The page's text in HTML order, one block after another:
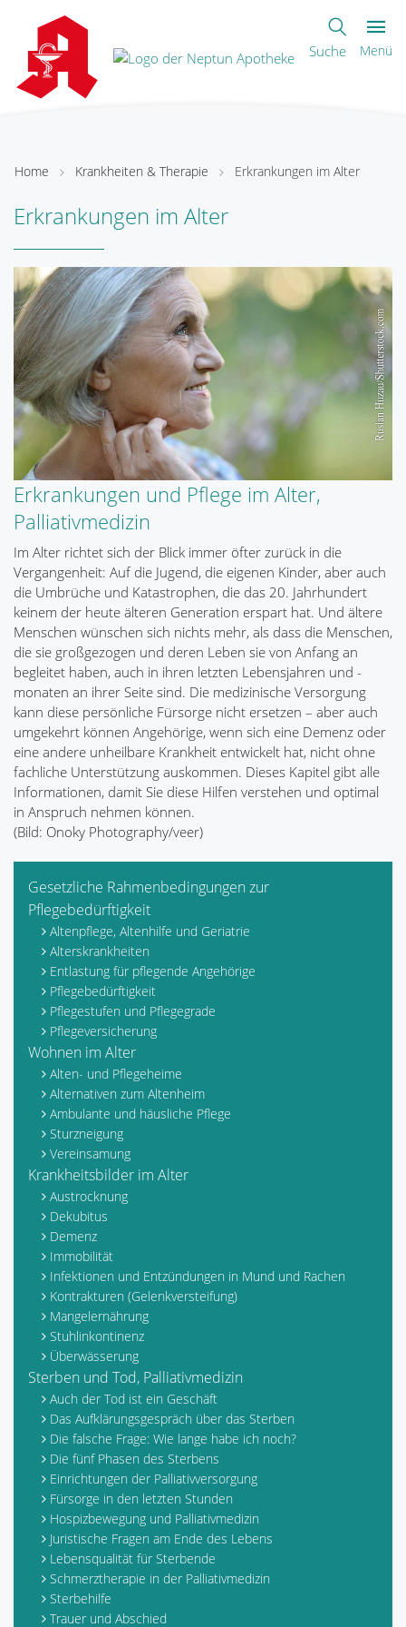
Suche Menü
Home Krankheiten & Therapie Erkrankungen im Alter
Erkrankungen im Alter
Erkrankungen und Pflege im Alter,
Palliativmedizin
Im Alter richtet sich der Blick immer öfter zurück in die
Vergangenheit: Auf die Jugend, die eigenen Kinder, aber auch
die Umbrüche und Katastrophen, die das 20. Jahrhundert
keinem der heute älteren Generation erspart hat. Und ältere
Menschen wünschen sich nichts mehr, als dass die Menschen,
die sie großgezogen und deren Leben sie von Anfang an
begleitet haben, auch in ihren letzten Lebensjahren und -
monaten an ihrer Seite sind. Die medizinische Versorgung
kann diese persönliche Fürsorge nicht ersetzen – aber auch
umgekehrt können Angehörige, wenn sich eine Demenz oder
eine andere unheilbare Krankheit entwickelt hat, nicht ohne
fachliche Unterstützung auskommen. Dieses Kapitel gibt alle
Informationen, damit Sie diese Hilfen verstehen und optimal
in Anspruch nehmen können.
(Bild: Onoky Photography/veer)
Gesetzliche Rahmenbedingungen zur
Pflegebedürftigkeit
Altenpflege, Altenhilfe und Geriatrie
Alterskrankheiten
Entlastung für pflegende Angehörige
Pflegebedürftigkeit
Pflegestufen und Pflegegrade
Pflegeversicherung
Wohnen im Alter
Alten- und Pflegeheime
Alternativen zum Altenheim
Ambulante und häusliche Pflege
Sturzneigung
Vereinsamung
Krankheitsbilder im Alter
Austrocknung
Dekubitus
Demenz
Immobilität
Infektionen und Entzündungen in Mund und Rachen
Kontrakturen (Gelenkversteifung)
Mangelernährung
Stuhlinkontinenz
Überwässerung
Sterben und Tod, Palliativmedizin
Auch der Tod ist ein Geschäft
Das Aufklärungsgespräch über das Sterben
Die falsche Frage: Wie lange habe ich noch?
Die fünf Phasen des Sterbens
Einrichtungen der Palliativversorgung
Fürsorge in den letzten Stunden
Hospizbewegung und Palliativmedizin
Juristische Fragen am Ende des Lebens
Lebensqualität für Sterbende
Schmerztherapie in der Palliativmedizin
Sterbehilfe
Trauer und Abschied